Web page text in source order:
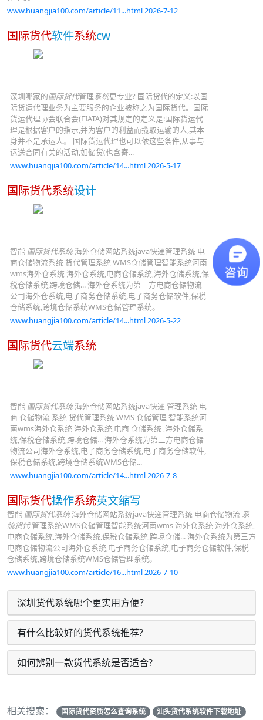
www.huangjia100.com/article/11...html 2026-7-12
国际货代软件系统cw
深圳哪家的国际货代管理系统更专业? 国际货代的定义:以国
际货运代理业务为主要服务的企业被称之为国际货代。国际
货运代理协会联合会(FIATA)对其规定的定义是:国际货运代
理是根据客户的指示,并为客户的利益而揽取运输的人,其本
身并不是承运人。 国际货运代理也可以依这些条件,从事与
运送合同有关的活动,如储货(也含寄...
www.huangjia100.com/article/14...html 2026-5-17
国际货代系统设计
智能 国际货代系统海外仓储网站系统java快递管理系统 电
商仓储物流系统 货代管理系统 WMS仓储管理智能系统河南
wms海外仓系统 海外仓系统,电商仓储系统,海外仓储系统,保
税仓储系统,跨境仓储... 海外仓系统为第三方电商仓储物流
公司海外仓系统,电子商务仓储系统,电子商务仓储软件,保税
仓储系统,跨境仓储系统WMS仓储管理系统。
www.huangjia100.com/article/14...html 2026-5-22
国际货代云端系统
智能 国际货代系统海外仓储网站系统java快递 管理系统 电
商 仓储物流 系统 货代管理系统 WMS 仓储管理 智能系统河
南wms海外仓系统 海外仓系统,电商 仓储系统 ,海外仓储系
统,保税仓储系统,跨境仓储... 海外仓系统为第三方电商仓储
物流公司海外仓系统,电子商务仓储系统,电子商务仓储软件,
保税仓储系统,跨境仓储系统WMS仓储...
www.huangjia100.com/article/14...html 2026-7-8
国际货代操作系统英文缩写
智能 国际货代系统海外仓储网站系统java快递管理系统 电商仓储物流 系
统货代管理系统WMS仓储管理智能系统河南wms 海外仓系统 海外仓系统,
电商仓储系统,海外仓储系统,保税仓储系统,跨境仓储... 海外仓系统为第三方
电商仓储物流公司海外仓系统,电子商务仓储系统,电子商务仓储软件,保税
仓储系统,跨境仓储系统WMS仓储管理系统。
www.huangjia100.com/article/16...html 2026-7-10
深圳货代系统哪个更实用方便？
有什么比较好的货代系统推荐?
如何辨别一款货代系统是否适合?
相关搜索： 国际货代资质怎么查询系统
汕头货代系统软件下载地址